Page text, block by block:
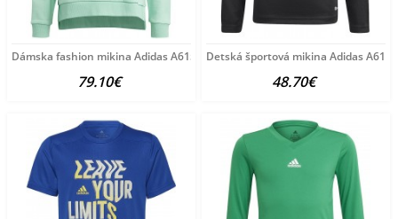
Dámska fashion mikina Adidas A6156
79.10€
Detská športová mikina Adidas A6120
48.70€